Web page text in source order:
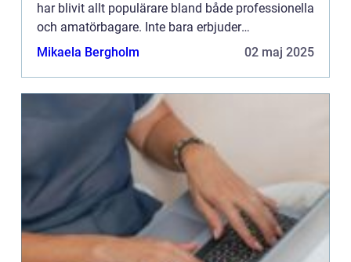
har blivit allt populärare bland både professionella
och amatörbagare. Inte bara erbjuder
silikonformar enkel användning och rengöring, de
Mikaela Bergholm 02 maj 2025